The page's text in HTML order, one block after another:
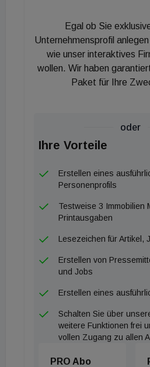
International bei AFIAA.
Egal ob Sie
Unternehmensprofil
wie unser interaktives
wollen. Wir haben
Paket für Ihre
oder
Ihre Vorteile
Erstellen eines
Personenprofils
Testweise 3 Immobilien
Printausgaben
Lesezeichen für Artikel,
Erstellen von
und Jobs
Erstellen eines
Schalten Sie über
weitere Funktionen frei
vollen Zugang zu allen
PRO Abo